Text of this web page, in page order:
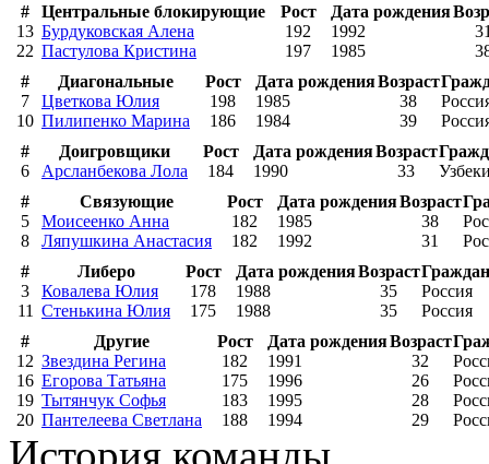
# Центральные блокирующие Рост Дата рождения
13 Бурдуковская Алена 192 1992
22 Пастулова Кристина 197 1985
#
Диагональные Рост Дата рожденияВозраст
7
Цветкова Юлия 198 1985 38
10 Пилипенко Марина 186 1984 39
#
Доигровщики Рост Дата рожденияВозраст
6
Арсланбекова Лола 184 1990 33
#
Связующие Рост Дата рожденияВозраст
5
Моисеенко Анна 182 1985 38
8
Ляпушкина Анастасия 182 1992 31
#
Либеро Рост Дата рожденияВозраст
3
Ковалева Юлия 178 1988 35
Россия
11 Стенькина Юлия 175 1988 35
Россия
#
Другие Рост Дата рожденияВозраст
12 Звездина Регина 182 1991 32
16 Егорова Татьяна 175 1996 26
19 Тытянчук Софья 183 1995 28
20 Пантелеева Светлана 188 1994 29
История команды